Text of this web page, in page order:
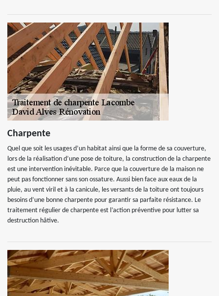
Charpente
Quel que soit les usages d’un habitat ainsi que la forme de sa couverture,
lors de la réalisation d’une pose de toiture, la construction de la charpente
est une intervention inévitable. Parce que la couverture de la maison ne
peut pas fonctionner sans son ossature. Aussi bien face aux eaux de la
pluie, au vent viril et à la canicule, les versants de la toiture ont toujours
besoins d’une bonne charpente pour garantir sa parfaite résistance. Le
traitement régulier de charpente est l’action préventive pour lutter sa
destruction hâtive.